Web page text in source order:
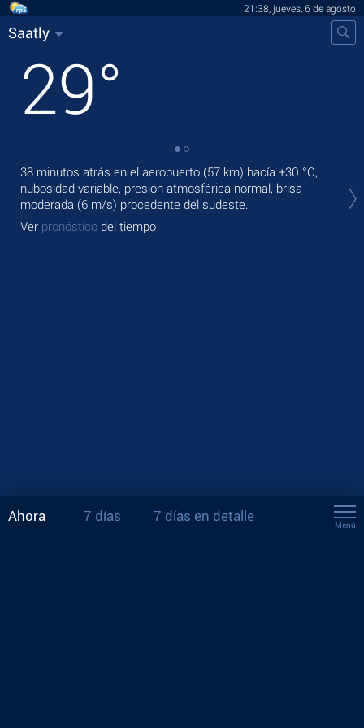
21:38, jueves, 6 de agosto
Saatly
29°
38 minutos atrás en el aeropuerto (57 km) hacía +30 °C,
nubosidad variable, presión atmosférica normal, brisa
moderada (6 m/s) procedente del sudeste.
Ver pronóstico del tiempo
Ahora 7 días 7 días en detalle
Menú